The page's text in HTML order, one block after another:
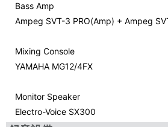
Bass Amp
Ampeg SVT-3 PRO(Amp) + Ampeg
Mixing Console
YAMAHA MG12/4FX
Monitor Speaker
Electro-Voice SX300